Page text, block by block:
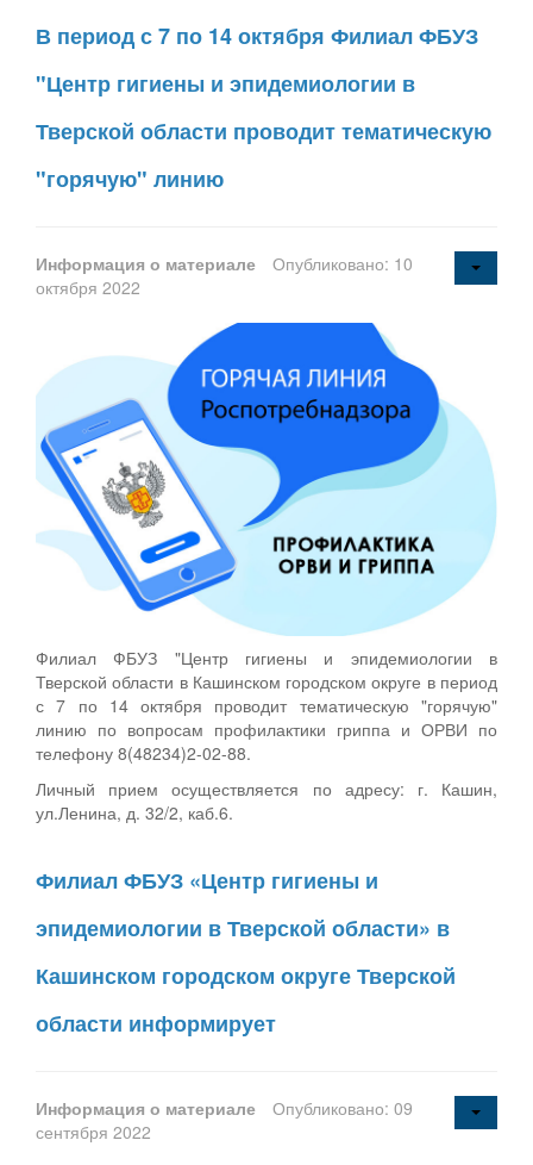
В период с 7 по 14 октября Филиал ФБУЗ
"Центр гигиены и эпидемиологии в
Тверской области проводит тематическую
"горячую" линию
Информация о материале
Опубликовано: 10
октября 2022
Филиал ФБУЗ "Центр гигиены и эпидемиологии в
Тверской области в Кашинском городском округе в период
с 7 по 14 октября проводит тематическую "горячую"
линию по вопросам профилактики гриппа и ОРВИ по
телефону 8(48234)2-02-88.
Личный прием осуществляется по адресу: г. Кашин,
ул.Ленина, д. 32/2, каб.6.
Филиал ФБУЗ «Центр гигиены и
эпидемиологии в Тверской области» в
Кашинском городском округе Тверской
области информирует
Информация о материале
Опубликовано: 09
сентября 2022